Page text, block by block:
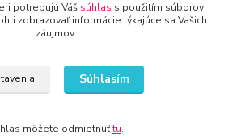
Eshop-rychlo.sk
potrebujú Váš súhlas s použitím súborov
zobrazovať informácie týkajúce sa Vašich
záujmov.
Súhlasím
môžete odmietnuťtu.